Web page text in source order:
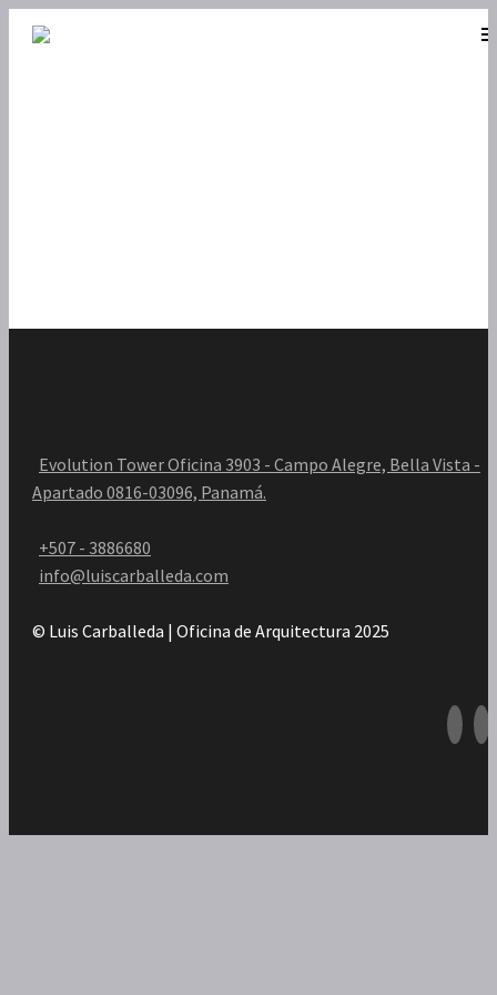
Evolution Tower Oficina 3903 - Campo Alegre, Bella Vista -
Apartado 0816-03096, Panamá.
+507 - 3886680
info@luiscarballeda.com
© Luis Carballeda | Oficina de Arquitectura 2025